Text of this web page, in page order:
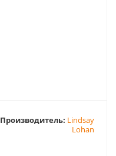
Производитель: Lindsay
Lohan